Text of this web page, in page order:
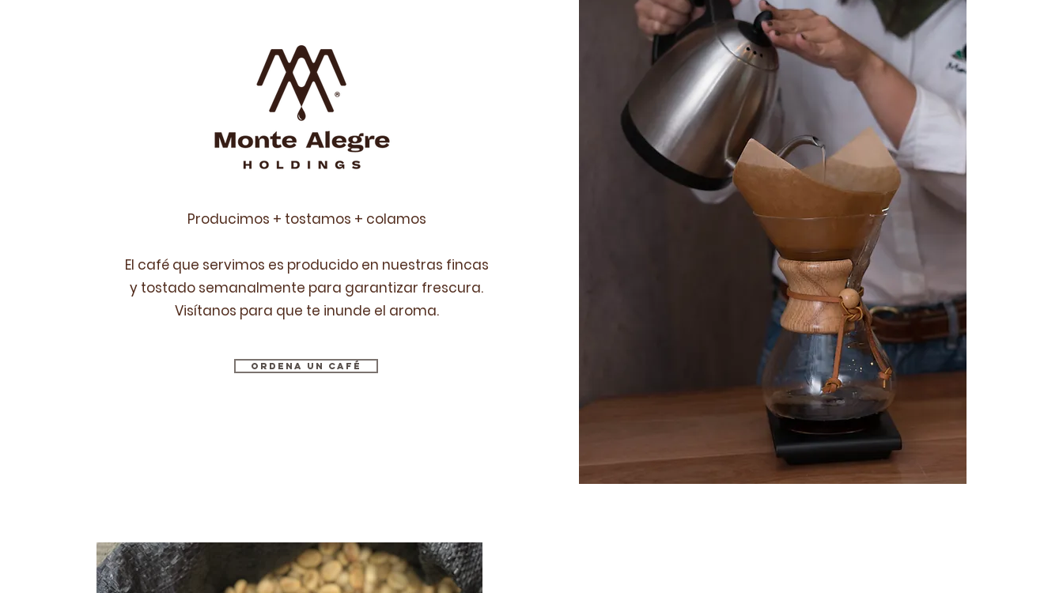
Producimos + tostamos + colamos
El café que servimos es producido en nuestras fincas
y tostado semanalmente para garantizar frescura.
Visítanos para que te inunde el aroma.
ORDENA UN CAFÉ